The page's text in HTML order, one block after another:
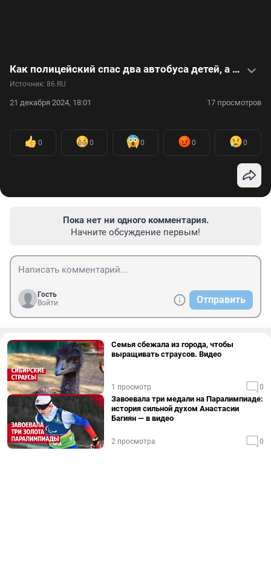
Как полицейский спас два автобуса детей, а после разбогател: видео
Источник: 86.RU
21 декабря 2024, 18:01 17 просмотров
0 0 0 0 0
Пока нет ни одного комментария.
Начните обсуждение первым!
Гость
Войти
Отправить
Семья сбежала из города, чтобы
выращивать страусов. Видео
1 просмотр 0
Завоевала три медали на Паралимпиаде:
история сильной духом Анастасии
Багиян — в видео
2 просмотра 0